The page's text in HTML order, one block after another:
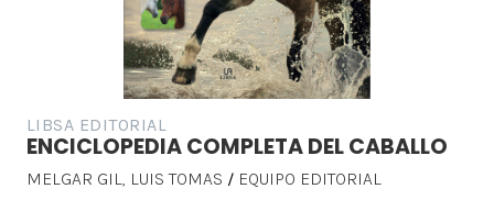
LIBSA EDITORIAL
ENCICLOPEDIA COMPLETA DEL CABALLO
MELGAR GIL, LUIS TOMAS / EQUIPO EDITORIAL